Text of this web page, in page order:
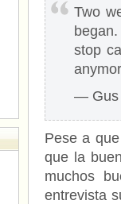
Two
stop
— Gus
Pese a
que la
muchos
entrevista